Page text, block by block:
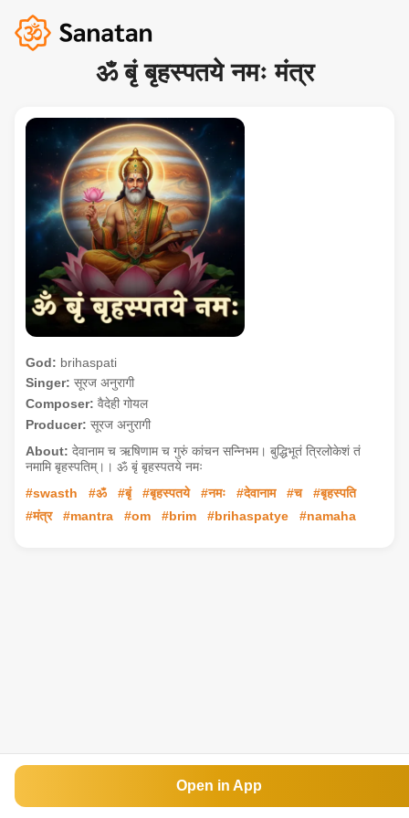
ॐ बृं बृहस्पतये नमः मंत्र
God: brihaspati
Singer: सूरज अनुरागी
Composer: वैदेही गोयल
Producer: सूरज अनुरागी
About: देवानाम च ऋषिणाम च गुरुं कांचन सन्निभम। बुद्धिभूतं त्रिलोकेशं तं
नमामि बृहस्पतिम्।। ॐ बृं बृहस्पतये नमः
#swasth
#ॐ #बृं #बृहस्पतये #नमः #देवानाम #च
#बृहस्पति
#मंत्र
#mantra #om #brim #brihaspatye #namaha
Open in App